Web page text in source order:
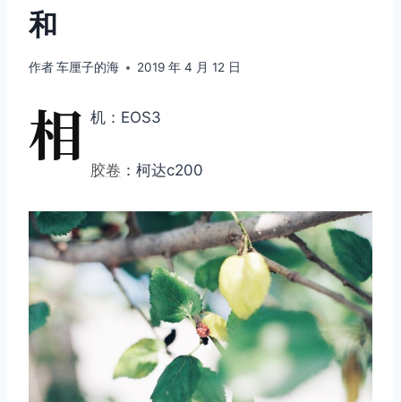
和
作者车厘子的海 2019 年 4 月 12 日
相 机：EOS3
胶卷 ：柯达c200